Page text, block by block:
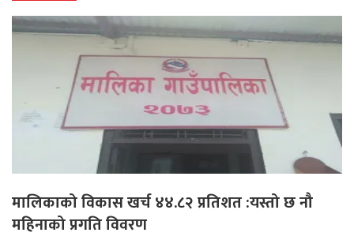
मालिकाको विकास खर्च ४४.८२ प्रतिशत :यस्तो छ नौ
महिनाको प्रगति विवरण